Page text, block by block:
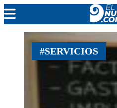
MENDOZA
CADA DÍA
NOTICIERO 9
PROTAGONISTAS
#SERVICIOS